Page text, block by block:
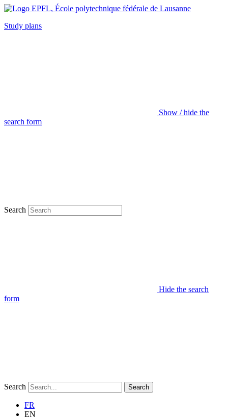
Study plans
Show / hide the
search form
Search
Hide the search
form
Search Search
FR
EN